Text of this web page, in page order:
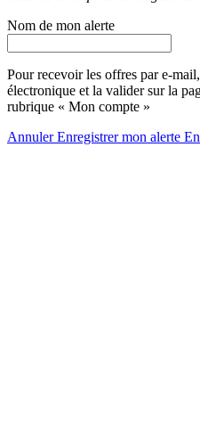
Nom de mon alerte
Pour recevoir les offres par e-
électronique et la valider sur la
rubrique « Mon compte »
AnnulerEnregistrer mon alerte